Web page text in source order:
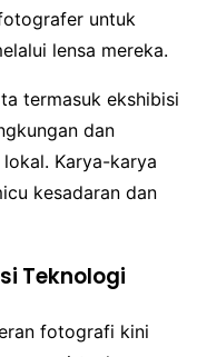
untuk
lensa mereka.
termasuk ekshibisi
dan
Karya-karya
kesadaran dan
Teknologi
fotografi kini